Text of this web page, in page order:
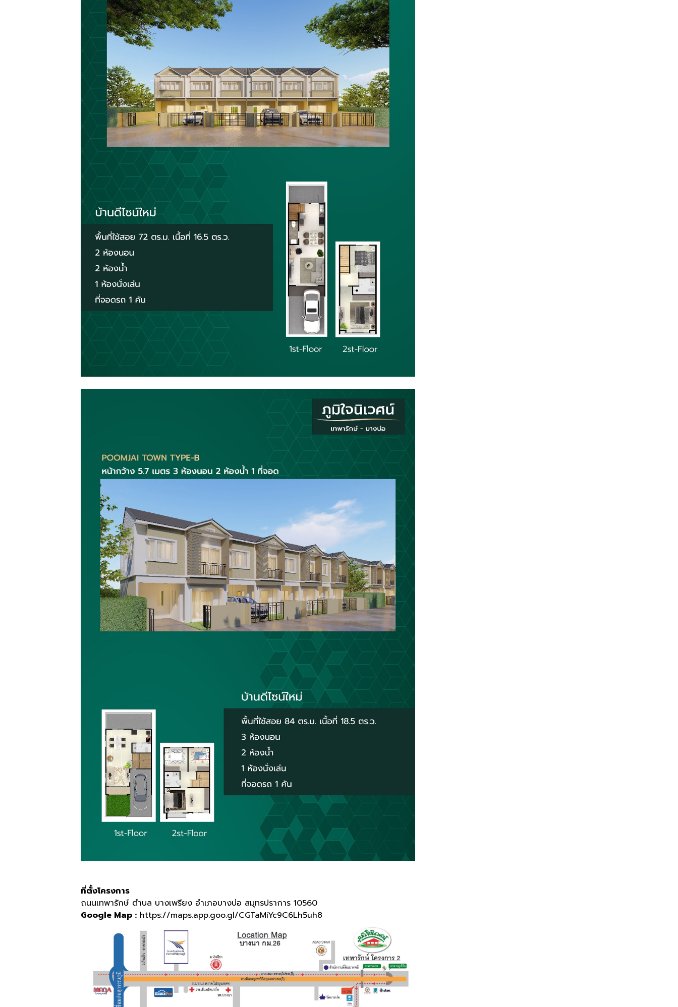
ที่ตั้งโครงการ
ถนนเทพารักษ์ ตำบล บางเพรียง อำเภอบางบ่อ สมุทรปราการ 10560
Google Map : https://maps.app.goo.gl/CGTaMiYc9C6Lh5uh8